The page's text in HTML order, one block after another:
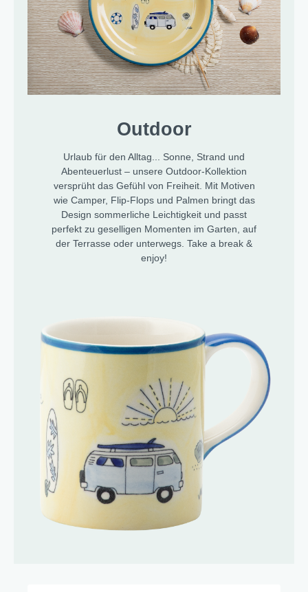
Outdoor
Urlaub für den Alltag... Sonne, Strand und
Abenteuerlust – unsere Outdoor-Kollektion
versprüht das Gefühl von Freiheit. Mit Motiven
wie Camper, Flip-Flops und Palmen bringt das
Design sommerliche Leichtigkeit und passt
perfekt zu geselligen Momenten im Garten, auf
der Terrasse oder unterwegs. Take a break &
enjoy!